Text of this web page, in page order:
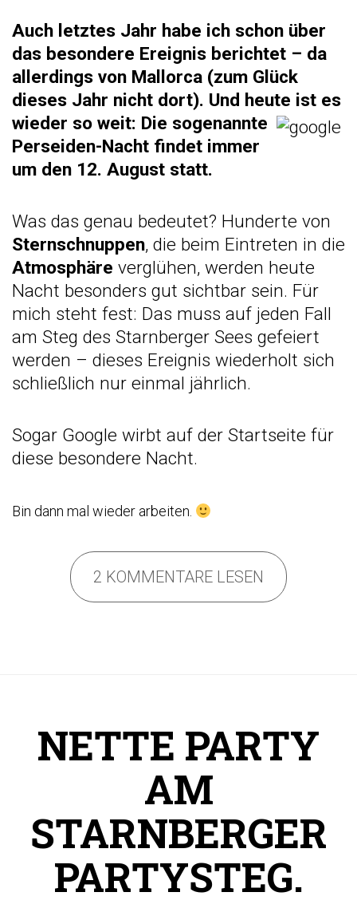
Auch letztes Jahr habe ich schon über
das besondere Ereignis berichtet – da
allerdings von Mallorca (zum Glück
dieses Jahr nicht dort). Und heute ist es
wieder so weit: Die sogenannte
Perseiden-Nacht findet immer
um den 12. August statt.
Was das genau bedeutet? Hunderte von
Sternschnuppen, die beim Eintreten in die
Atmosphäre verglühen, werden heute
Nacht besonders gut sichtbar sein. Für
mich steht fest: Das muss auf jeden Fall
am Steg des Starnberger Sees gefeiert
werden – dieses Ereignis wiederholt sich
schließlich nur einmal jährlich.
Sogar Google wirbt auf der Startseite für
diese besondere Nacht.
Bin dann mal wieder arbeiten.
2 KOMMENTARE LESEN
NETTE PARTY
AM
STARNBERGER
PARTYSTEG.